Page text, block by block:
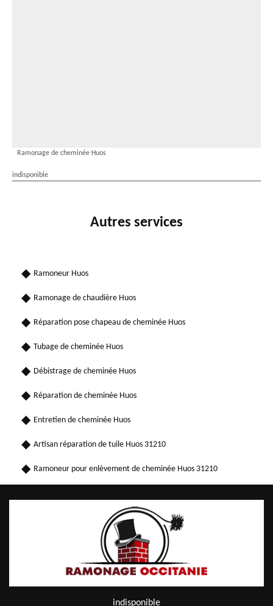
Ramonage de cheminée Huos
indisponible
Autres services
Ramoneur Huos
Ramonage de chaudière Huos
Réparation pose chapeau de cheminée Huos
Tubage de cheminée Huos
Débistrage de cheminée Huos
Réparation de cheminée Huos
Entretien de cheminée Huos
Artisan réparation de tuile Huos 31210
Ramoneur pour enlèvement de cheminée Huos 31210
indisponible